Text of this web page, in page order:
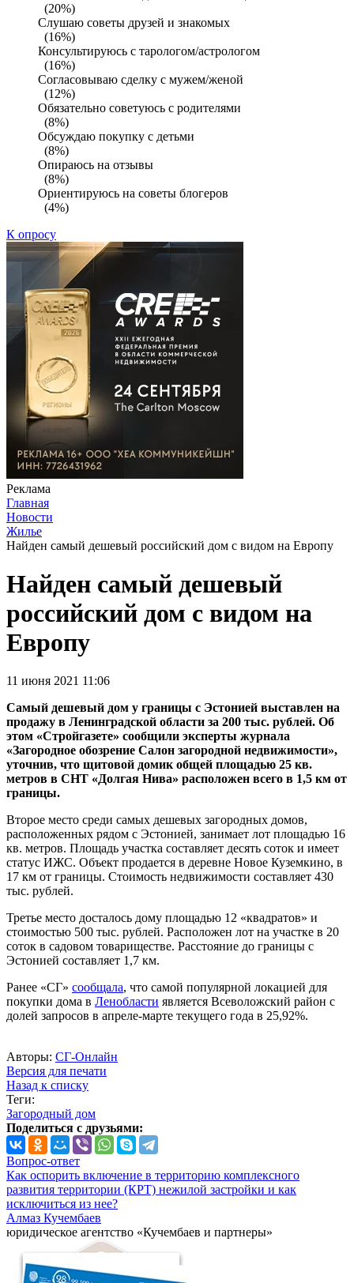
(20%)
Слушаю советы друзей и знакомых
(16%)
Консультируюсь с тарологом/астрологом
(16%)
Согласовываю сделку с мужем/женой
(12%)
Обязательно советуюсь с родителями
(8%)
Обсуждаю покупку с детьми
(8%)
Опираюсь на отзывы
(8%)
Ориентируюсь на советы блогеров
(4%)
К опросу
Реклама
Главная
Новости
Жилье
Найден самый дешевый российский дом с видом на Европу
Найден самый дешевый
российский дом с видом на
Европу
11 июня 2021 11:06
Самый дешевый дом у границы с Эстонией выставлен на
продажу в Ленинградской области за 200 тыс. рублей. Об
этом «Стройгазете» сообщили эксперты журнала
«Загородное обозрение Салон загородной недвижимости»,
уточнив, что щитовой домик общей площадью 25 кв.
метров в СНТ «Долгая Нива» расположен всего в 1,5 км от
границы.
Второе место среди самых дешевых загородных домов,
расположенных рядом с Эстонией, занимает лот площадью 16
кв. метров. Площадь участка составляет десять соток и имеет
статус ИЖС. Объект продается в деревне Новое Куземкино, в
17 км от границы. Стоимость недвижимости составляет 430
тыс. рублей.
Третье место досталось дому площадью 12 «квадратов» и
стоимостью 500 тыс. рублей. Расположен лот на участке в 20
соток в садовом товариществе. Расстояние до границы с
Эстонией составляет 1,7 км.
Ранее «СГ» сообщала, что самой популярной локацией для
покупки дома в Ленобласти является Всеволожский район с
долей запросов в апреле-марте текущего года в 25,92%.
Авторы: СГ-Онлайн
Версия для печати
Назад к списку
Теги:
Загородный дом
Поделиться с друзьями:
Вопрос-ответ
Как оспорить включение в территорию комплексного
развития территории (КРТ) нежилой застройки и как
исключиться из нее?
Алмаз Кучембаев
юридическое агентство «Кучембаев и партнеры»